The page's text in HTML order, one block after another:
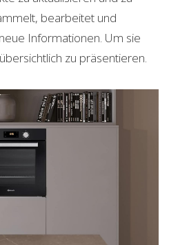
bearbeitet und
Informationen. Um sie
zu präsentieren.